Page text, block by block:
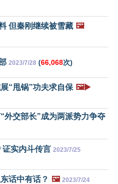
但秦刚继续被雪藏 🖼️
2023/7/28 (66,068次)
“甩锅”功夫求自保 🖼️▶️
外交部长”成为两派势力争夺
证实内斗传言 2023/7/25
话中有话？ 🖼️ 2023/7/24